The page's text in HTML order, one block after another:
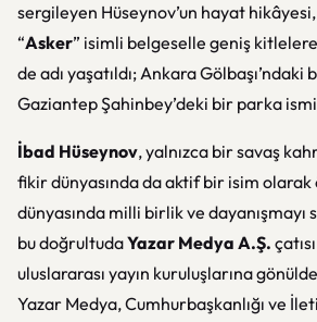
sergileyen Hüseynov’un hayat hikâyesi,
“Asker” isimli belgeselle geniş kitlelere
de adı yaşatıldı; Ankara Gölbaşı’ndaki
Gaziantep Şahinbey’deki bir parka
İbad Hüseynov, yalnızca bir savaş
fikir dünyasında da aktif bir isim olarak
dünyasında milli birlik ve dayanışmayı
bu doğrultudaYazar Medya A.Ş.
uluslararası yayın kuruluşlarına
Yazar Medya, Cumhurbaşkanlığı ve